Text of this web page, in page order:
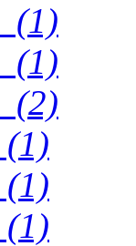
(1)
(1)
(2)
(1)
(1)
(1)